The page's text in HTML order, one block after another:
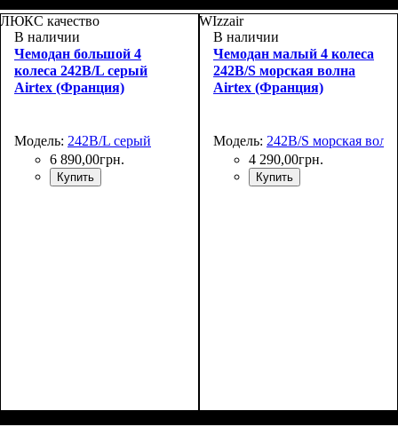
55x39х22+5
66x46х27+5
ЛЮКС качество
В наличии
Чемодан большой 4
колеса 242B/L серый
Airtex (Франция)
Модель: 242B/L серый
6 890,00грн.
Купить
WIzzair
В наличии
Чемодан малый 4 колеса
242B/S морская волна
Airtex (Франция)
Модель: 242B/S морская
4 290,00грн.
Купить